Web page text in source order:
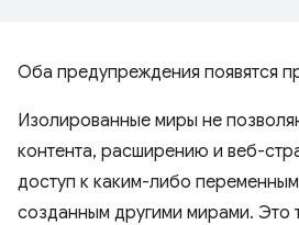
Оба предупреждения появятся
Изолированные миры не
контента, расширению и веб-
доступ к каким-либо
созданным другими мирами. Это